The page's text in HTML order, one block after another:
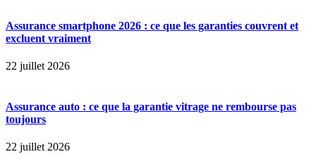
Assurance smartphone 2026 : ce que les garanties couvrent et
excluent vraiment
22 juillet 2026
Assurance auto : ce que la garantie vitrage ne rembourse pas
toujours
22 juillet 2026